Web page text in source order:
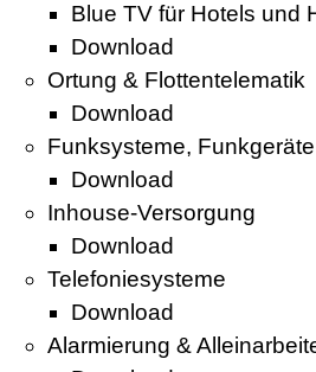
Blue TV für Hotels und
Download
Ortung & Flottentelematik
Download
Funksysteme, Funkgeräte
Download
Inhouse-Versorgung
Download
Telefoniesysteme
Download
Alarmierung &